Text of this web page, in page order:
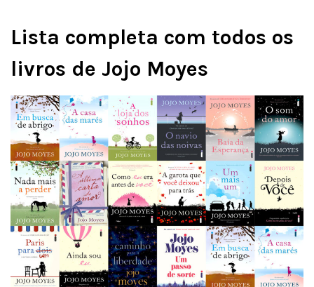
Lista completa com todos os
livros de Jojo Moyes